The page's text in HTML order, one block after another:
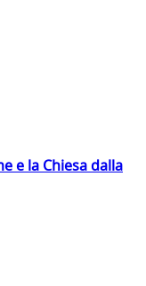
e la Chiesa dalla